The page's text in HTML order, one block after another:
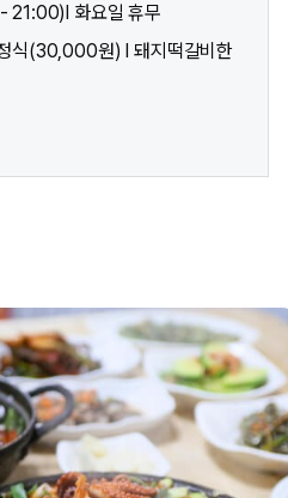
21:00)l 화요일 휴무
식(30,000원) l 돼지떡갈비한